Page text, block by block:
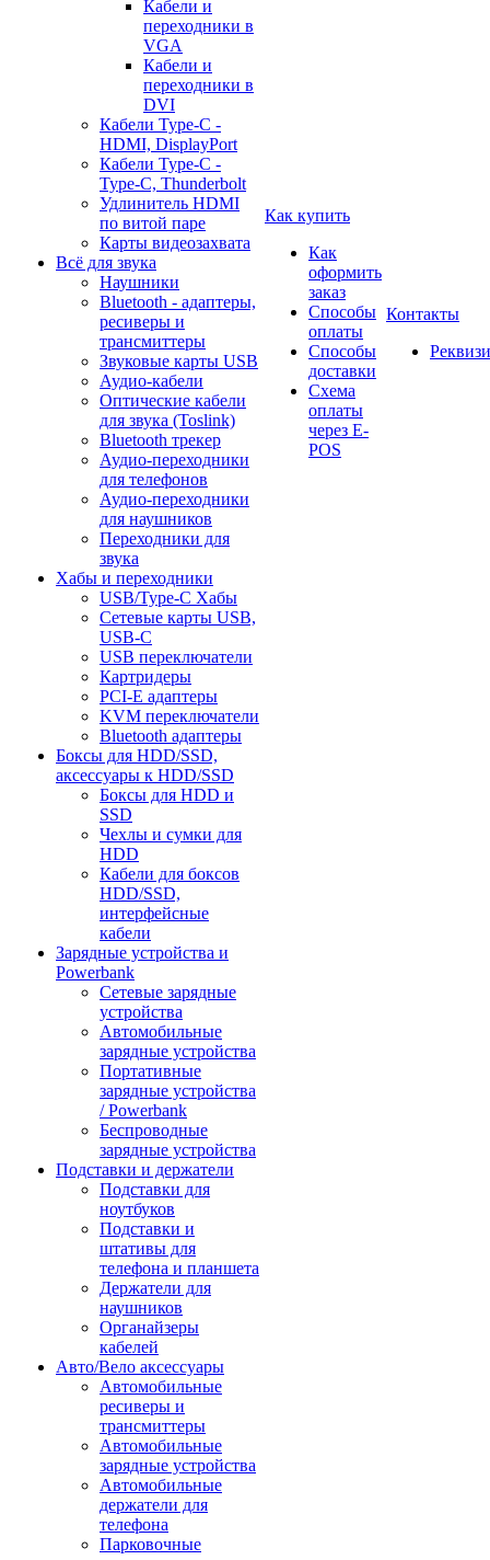
Кабели и
переходники в
VGA
Кабели и
переходники в
DVI
Кабели Type-C -
HDMI, DisplayPort
Кабели Type-C -
Type-C, Thunderbolt
Удлинитель HDMI
по витой паре
Карты видеозахвата
Всё для звука
Наушники
Bluetooth - адаптеры,
ресиверы и
трансмиттеры
Звуковые карты USB
Аудио-кабели
Оптические кабели
для звука (Toslink)
Bluetooth трекер
Аудио-переходники
для телефонов
Аудио-переходники
для наушников
Переходники для
звука
Хабы и переходники
USB/Type-C Хабы
Сетевые карты USB,
USB-C
USB переключатели
Картридеры
PCI-E адаптеры
KVM переключатели
Bluetooth адаптеры
Боксы для HDD/SSD,
аксессуары к HDD/SSD
Боксы для HDD и
SSD
Чехлы и сумки для
HDD
Кабели для боксов
HDD/SSD,
интерфейсные
кабели
Зарядные устройства и
Powerbank
Сетевые зарядные
устройства
Автомобильные
зарядные устройства
Портативные
зарядные устройства
/ Powerbank
Беспроводные
зарядные устройства
Подставки и держатели
Подставки для
ноутбуков
Подставки и
штативы для
телефона и планшета
Держатели для
наушников
Органайзеры
кабелей
Авто/Вело аксессуары
Автомобильные
ресиверы и
трансмиттеры
Автомобильные
зарядные устройства
Автомобильные
держатели для
телефона
Парковочные
Как купить
Как
оформить
заказ
Способы
оплаты
Способы
доставки
Схема
оплаты
через E-
POS
Контакты